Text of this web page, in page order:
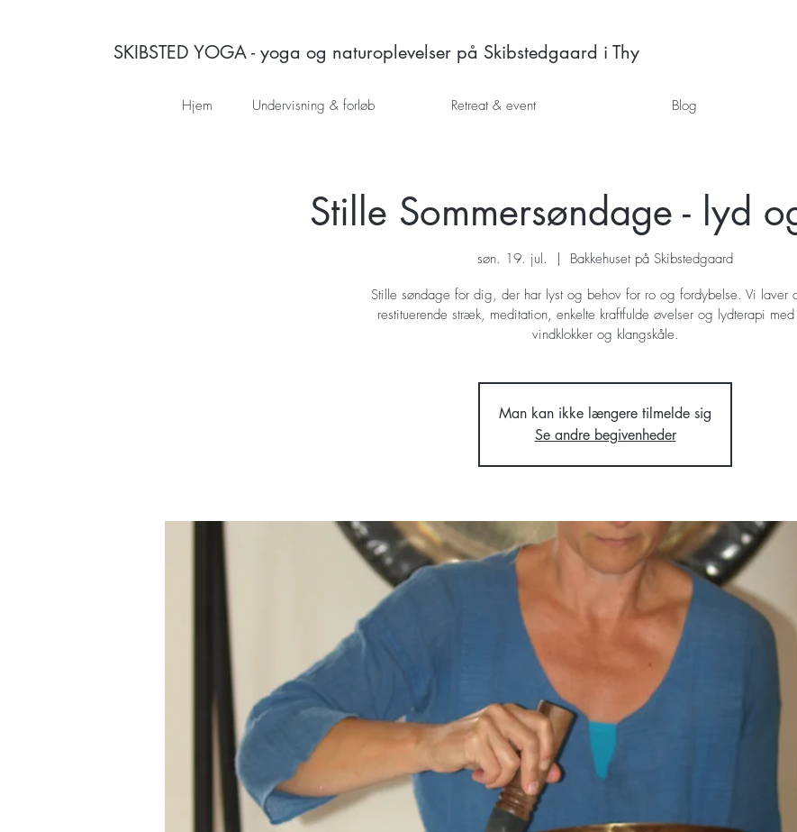
SKIBSTED YOGA - yoga og naturoplevelser på Skibstedgaard i Thy
Hjem Undervisning & forløb Retreat & event Blog
Stille Sommersøndage - lyd
søn. 19. jul.
  |
Bakkehuset på Skibstedgaard
Stille søndage for dig, der har lyst og behov for ro og fordybelse. Vi laver
restituerende stræk, meditation, enkelte kraftfulde øvelser og lydterapi
vindklokker og klangskåle.
Man kan ikke længere tilmelde sig
Se andre begivenheder